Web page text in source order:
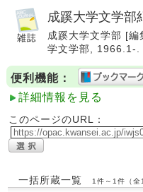
成蹊大学文学部
成蹊大学文学部 [
学文学部, 1966.1-
便利機能：
詳細情報を見る
このページのURL：
一括所蔵一覧 1件～1件（全